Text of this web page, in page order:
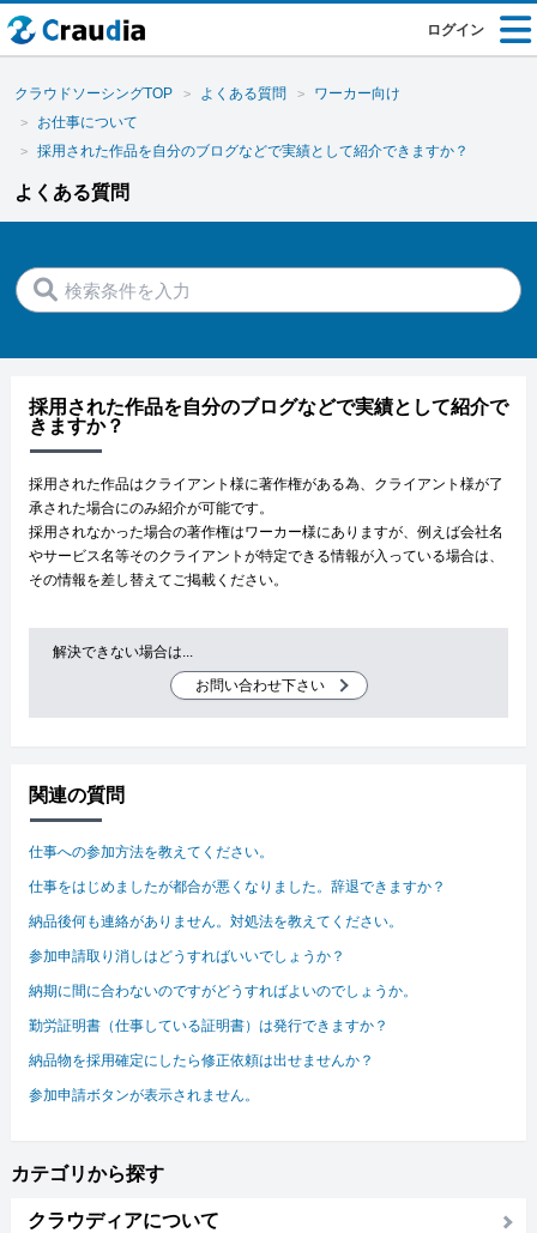
ログイン
クラウドソーシングTOP よくある質問
ワーカー向け
お仕事について
採用された作品を自分のブログなどで実績として紹介できますか？
よくある質問
採用された作品を自分のブログなどで実績として紹介で
きますか？
採用された作品はクライアント様に著作権がある為、クライアント様が了
承された場合にのみ紹介が可能です。
採用されなかった場合の著作権はワーカー様にありますが、例えば会社名
やサービス名等そのクライアントが特定できる情報が入っている場合は、
その情報を差し替えてご掲載ください。
解決できない場合は...
お問い合わせ下さい
関連の質問
仕事への参加方法を教えてください。
仕事をはじめましたが都合が悪くなりました。辞退できますか？
納品後何も連絡がありません。対処法を教えてください。
参加申請取り消しはどうすればいいでしょうか？
納期に間に合わないのですがどうすればよいのでしょうか。
勤労証明書（仕事している証明書）は発行できますか？
納品物を採用確定にしたら修正依頼は出せませんか？
参加申請ボタンが表示されません。
カテゴリから探す
クラウディアについて